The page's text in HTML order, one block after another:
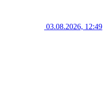
03.08.2026, 12:49